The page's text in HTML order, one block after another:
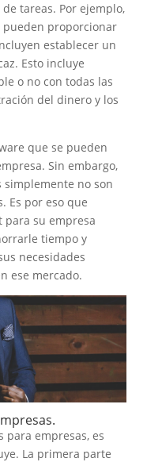
tareas. Por ejemplo,
proporcionar
establecer un
Esto incluye
o no con todas las
del dinero y los
que se pueden
Sin embargo,
simplemente no son
Es por eso que
para su empresa
tiempo y
necesidades
ese mercado.
para empresas, es
La primera parte